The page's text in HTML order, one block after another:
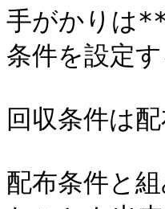
手がかりは
条件を設定
回収条件は
配布条件と